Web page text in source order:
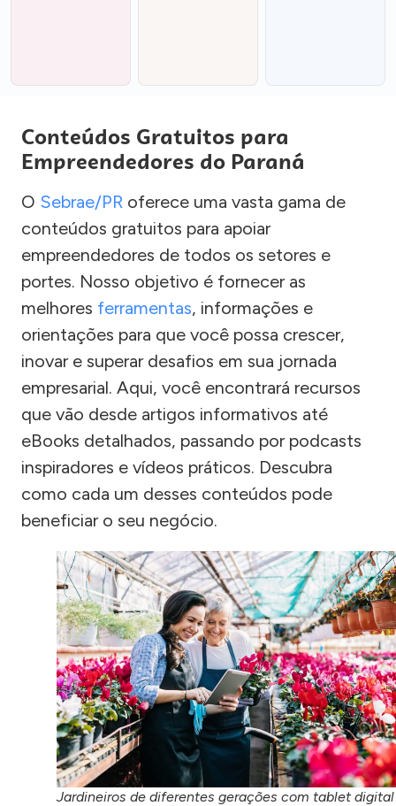
Conteúdos Gratuitos para
Empreendedores do Paraná
O Sebrae/PR oferece uma vasta gama de
conteúdos gratuitos para apoiar
empreendedores de todos os setores e
portes. Nosso objetivo é fornecer as
melhores ferramentas, informações e
orientações para que você possa crescer,
inovar e superar desafios em sua jornada
empresarial. Aqui, você encontrará recursos
que vão desde artigos informativos até
eBooks detalhados, passando por podcasts
inspiradores e vídeos práticos. Descubra
como cada um desses conteúdos pode
beneficiar o seu negócio.
Jardineiros de diferentes gerações com tablet digital